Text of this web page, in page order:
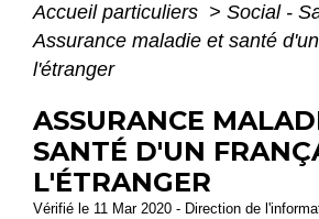
Accueil particuliers > Social -
Assurance maladie et santé
l'étranger
ASSURANCE
SANTÉ D'UN
L'ÉTRANGER
Vérifié le 11 Mar 2020 - Direction de